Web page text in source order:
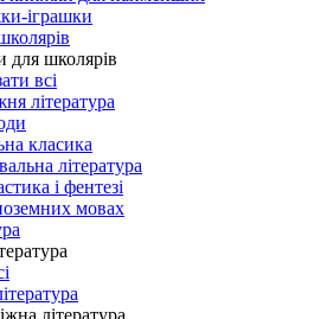
іграшки
для школярів
всі
література
класика
література
і фентезі
мовах
література